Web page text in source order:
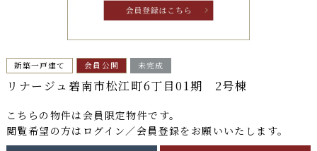
新築一戸建て 会員公開 未完成
リナージュ碧南市松江町6丁目01期 2号棟
こちらの物件は 会員限定物件です。
閲覧希望の方はログイン／会員登録をお願いいたします。